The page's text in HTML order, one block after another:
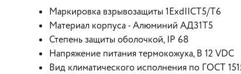
Маркировка взрывозащиты 1ExdIICT5/Т6
Материал корпуса - Алюминий АД31Т5
Степень защиты оболочкой, IP 68
Напряжение питания термокожуха, В 12 VDС
Вид климатического исполнения по ГОСТ